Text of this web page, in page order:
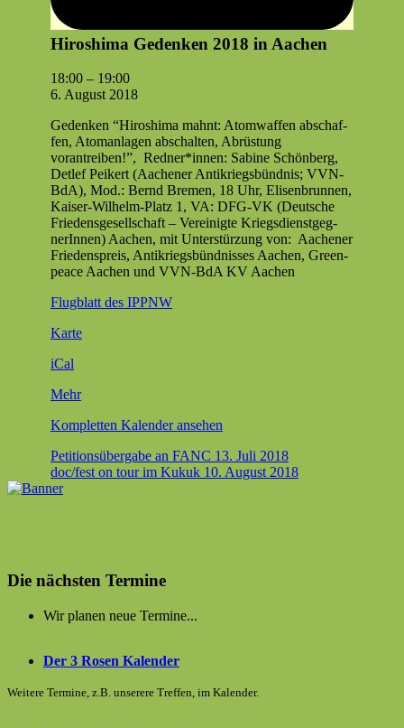
Hiroshima Gedenken 2018 in Aachen
Hiroshi­
ma
2018
in
Aachen
18:00 – 19:00
6. August 2018
Gedenken “Hiroshi­ma mah­nt: Atom­waf­fen abschaf­
fen, Atom­an­la­gen abschal­ten, Abrüs­tung
vorantreiben!”, Redner*innen: Sabine Schön­berg,
Detlef Peik­ert (Aach­en­er Antikriegs­bünd­nis; VVN-
BdA), Mod.: Bernd Bre­men, 18 Uhr, Elisen­brun­nen,
Kaiser-Wil­helm-Platz 1, VA: DFG-VK (Deutsche
Friedens­ge­sellschaft – Vere­inigte Kriegs­di­en­st­geg­
ner­In­nen) Aachen, mit Unter­stürzung von: Aach­en­er
Frieden­spreis, Antikriegs­bünd­niss­es Aachen, Green­
peace Aachen und VVN-BdA KV Aachen
Flug­blatt des IPPNW
KarteElisenbrunnen
iCal
Mehrüber
Kom­plet­ten Kalen­der ansehen
Beitragsnavigation
Petitionsübergabe an FANC 13. Juli 2018
doc/fest on tour im Kukuk 10. August 2018
Die nächsten Termine
Wir planen neue Termine...
Der 3 Rosen Kalender
Weitere Termine, z.B. unserere Treffen, im Kalender.